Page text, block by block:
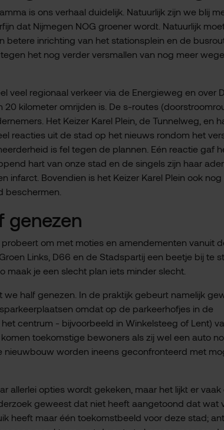
is ons verhaal duidelijk. Natuurlijk zijn we blij
dat Nijmegen NOG groener wordt. Natuurlijk
betere inrichting van het stationsplein en de
het nog verder versmallen van nog meer
veel regionaal verkeer via de Energieweg en over
kilometer omrijden is. De s-routes
Het Keizer Karel Plein, de Tunnelweg, en
reacties uit de stad op het nieuws rondom het
is fel tegen de plannen. Eén reactie gaf
hart van onze stad en de singels zijn haar
infarct. Bovendien is het Keizer Karel Plein ook nog
beschermen.
genezen
om met moties en amendementen vanuit
Links, D66 en de Stadspartij een beetje bij te
je een slecht plan iets minder slecht.
half genezen. In de praktijk gebeurt namelijk
omdat op de parkeerhofjes in de
centrum - bijvoorbeeld in Winkelsteeg of Lent)
toekomstige bewoners als zij wel een auto
worden ineens geconfronteerd met
allerlei opties wordt gekeken, maar het lijkt er
geweest dat niet heeft aangetoond dat wat
heeft maar één toekomstbeeld voor deze stad;